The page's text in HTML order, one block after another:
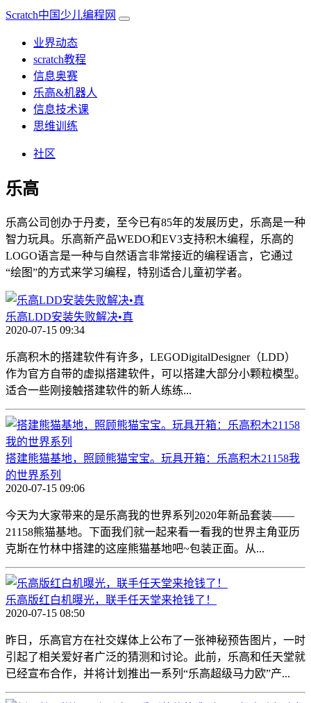
Scratch中国少儿编程网
业界动态
scratch教程
信息奥赛
乐高&机器人
信息技术课
思维训练
社区
乐高
乐高公司创办于丹麦，至今已有85年的发展历史，乐高是一种
智力玩具。乐高新产品WEDO和EV3支持积木编程，乐高的
LOGO语言是一种与自然语言非常接近的编程语言，它通过
“绘图”的方式来学习编程，特别适合儿童初学者。
乐高LDD安装失败解决•真
2020-07-15 09:34
乐高积木的搭建软件有许多，LEGODigitalDesigner（LDD）
作为官方自带的虚拟搭建软件，可以搭建大部分小颗粒模型。
适合一些刚接触搭建软件的新人练练...
搭建熊猫基地，照顾熊猫宝宝。玩具开箱：乐高积木21158我
的世界系列
2020-07-15 09:06
今天为大家带来的是乐高我的世界系列2020年新品套装——
21158熊猫基地。下面我们就一起来看一看我的世界主角亚历
克斯在竹林中搭建的这座熊猫基地吧~包装正面。从...
乐高版红白机曝光，联手任天堂来抢钱了！
2020-07-15 08:50
昨日，乐高官方在社交媒体上公布了一张神秘预告图片，一时
引起了相关爱好者广泛的猜测和讨论。此前，乐高和任天堂就
已经宣布合作，并将计划推出一系列“乐高超级马力欧”产...